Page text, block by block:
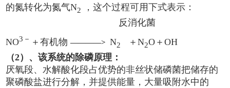
的氮转化为氮气N2
，这个过程可用下式表示：
反消化菌
NO3－ ＋有机物————> N2 ＋N2O＋OH
（2）、该系统的除磷原理：
厌氧段、水解酸化段占优势的非丝状储磷菌把储存的
聚磷酸盐进行分解，并提供能量，大量吸附水中的